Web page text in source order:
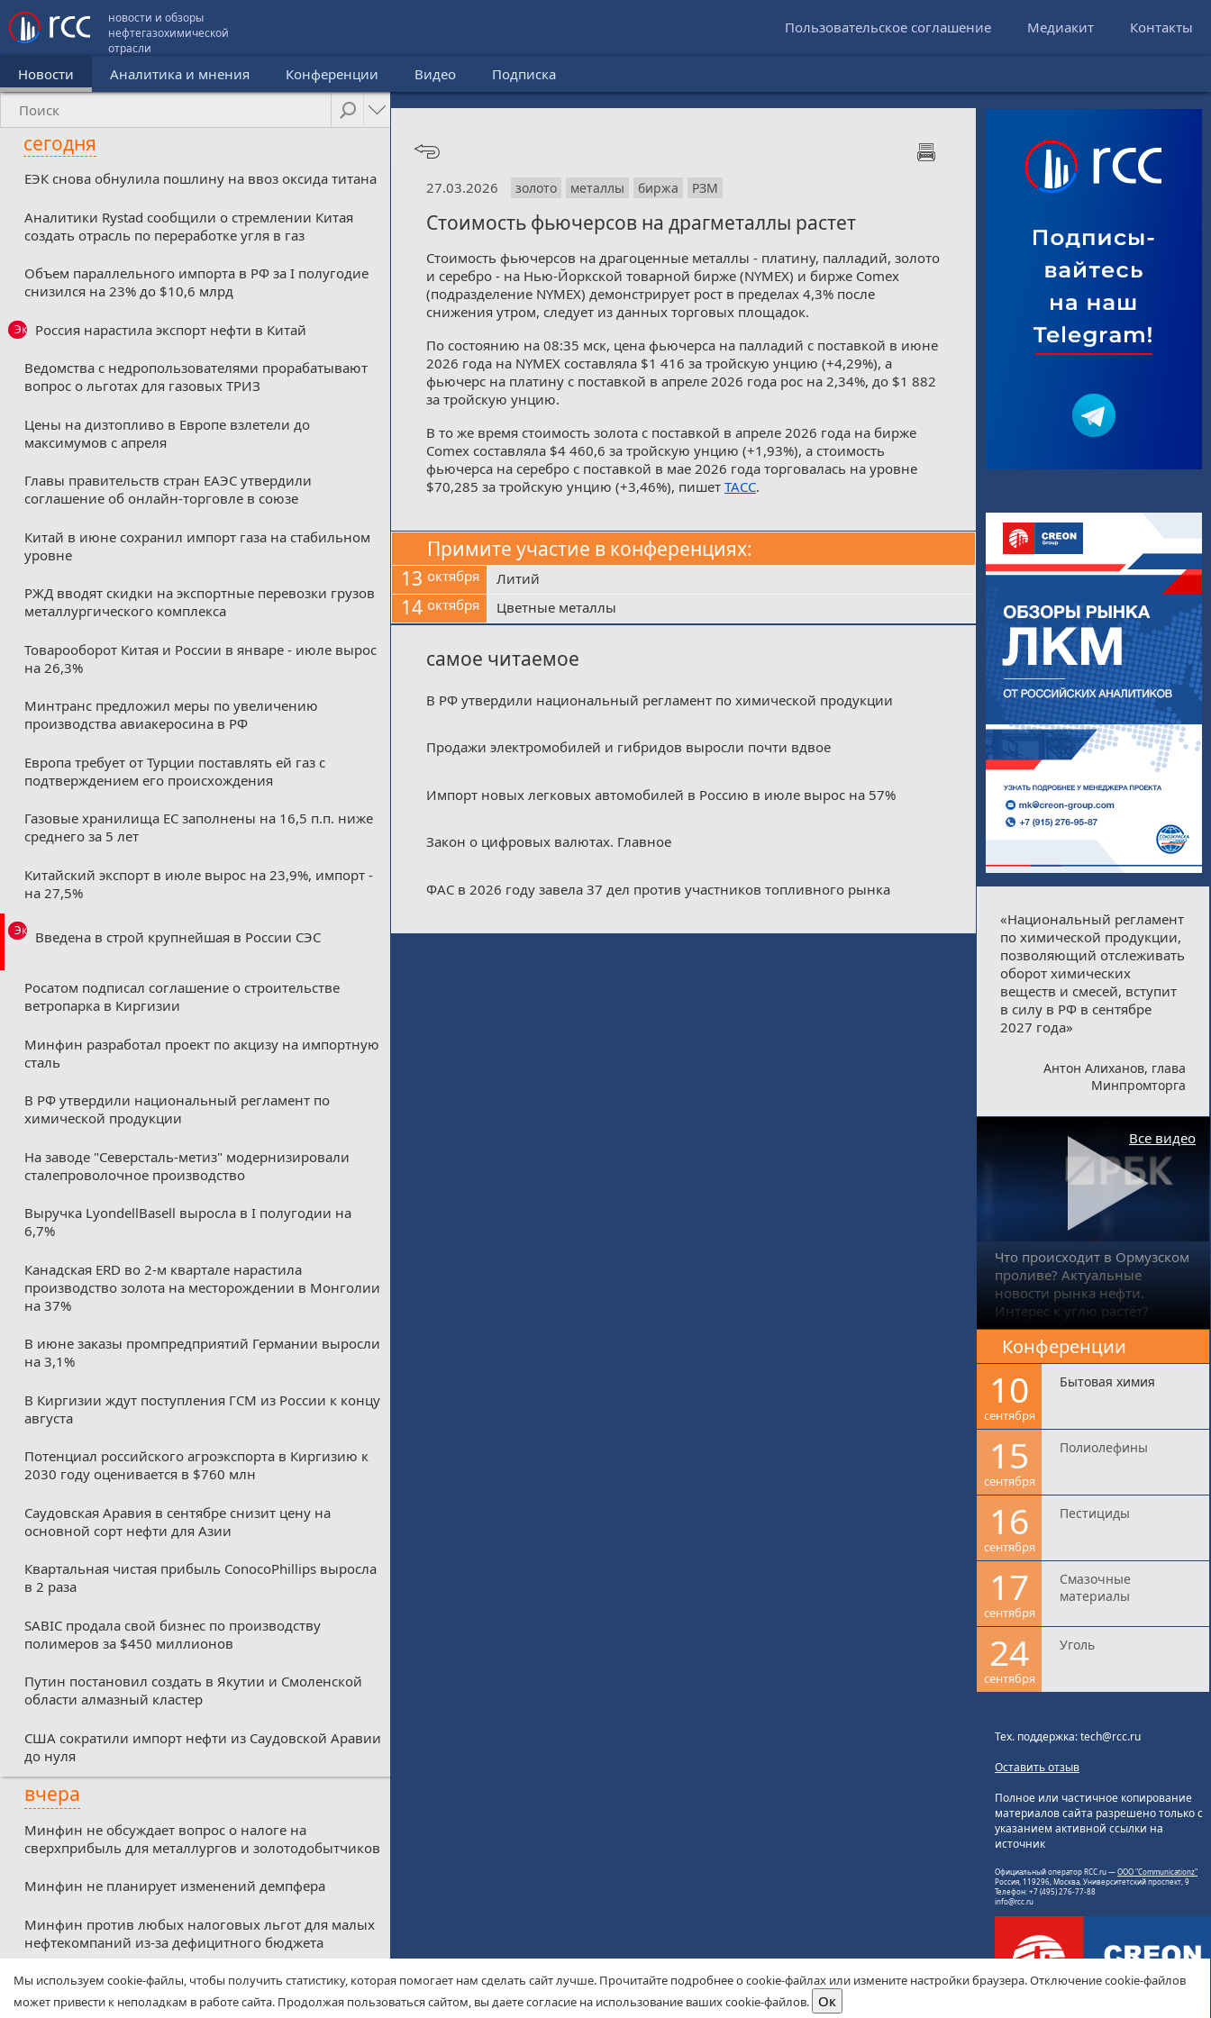
новости и обзоры
нефтегазохимической
отрасли
Пользовательское соглашение Медиакит Контакты
Новости Аналитика и мнения Конференции Видео Подписка
сегодня
ЕЭК снова обнулила пошлину на ввоз оксида титана
Аналитики Rystad сообщили о стремлении Китая
создать отрасль по переработке угля в газ
Объем параллельного импорта в РФ за I полугодие
снизился на 23% до $10,6 млрд
Эксклюзив
Россия нарастила экспорт нефти в Китай
Ведомства с недропользователями прорабатывают
вопрос о льготах для газовых ТРИЗ
Цены на дизтопливо в Европе взлетели до
максимумов с апреля
Главы правительств стран ЕАЭС утвердили
соглашение об онлайн-торговле в союзе
Китай в июне сохранил импорт газа на стабильном
уровне
РЖД вводят скидки на экспортные перевозки грузов
металлургического комплекса
Товарооборот Китая и России в январе - июле вырос
на 26,3%
Минтранс предложил меры по увеличению
производства авиакеросина в РФ
Европа требует от Турции поставлять ей газ с
подтверждением его происхождения
Газовые хранилища ЕС заполнены на 16,5 п.п. ниже
среднего за 5 лет
Китайский экспорт в июле вырос на 23,9%, импорт -
на 27,5%
Эксклюзив
Введена в строй крупнейшая в России СЭС
Росатом подписал соглашение о строительстве
ветропарка в Киргизии
Минфин разработал проект по акцизу на импортную
сталь
В РФ утвердили национальный регламент по
химической продукции
На заводе "Северсталь-метиз" модернизировали
сталепроволочное производство
Выручка LyondellBasell выросла в I полугодии на
6,7%
Канадская ERD во 2-м квартале нарастила
производство золота на месторождении в Монголии
на 37%
В июне заказы промпредприятий Германии выросли
на 3,1%
В Киргизии ждут поступления ГСМ из России к концу
августа
Потенциал российского агроэкспорта в Киргизию к
2030 году оценивается в $760 млн
Саудовская Аравия в сентябре снизит цену на
основной сорт нефти для Азии
Квартальная чистая прибыль ConocoPhillips выросла
в 2 раза
SABIC продала свой бизнес по производству
полимеров за $450 миллионов
Путин постановил создать в Якутии и Смоленской
области алмазный кластер
США сократили импорт нефти из Саудовской Аравии
до нуля
вчера
Минфин не обсуждает вопрос о налоге на
сверхприбыль для металлургов и золотодобытчиков
Минфин не планирует изменений демпфера
Минфин против любых налоговых льгот для малых
нефтекомпаний из-за дефицитного бюджета
Соглашение о свободной торговле между ЕАЭС и
ОАЭ вступит в силу с 6 октября
27.03.2026 золото металлы биржа РЗМ
Стоимость фьючерсов на драгметаллы растет
Стоимость фьючерсов на драгоценные металлы - платину, палладий, золото
и серебро - на Нью-Йоркской товарной бирже (NYMEX) и бирже Comex
(подразделение NYMEX) демонстрирует рост в пределах 4,3% после
снижения утром, следует из данных торговых площадок.
По состоянию на 08:35 мск, цена фьючерса на палладий с поставкой в июне
2026 года на NYMEX составляла $1 416 за тройскую унцию (+4,29%), а
фьючерс на платину с поставкой в апреле 2026 года рос на 2,34%, до $1 882
за тройскую унцию.
В то же время стоимость золота с поставкой в апреле 2026 года на бирже
Comex составляла $4 460,6 за тройскую унцию (+1,93%), а стоимость
фьючерса на серебро с поставкой в мае 2026 года торговалась на уровне
$70,285 за тройскую унцию (+3,46%), пишет ТАСС.
Примите участие в конференциях:
13 октября Литий
14 октября Цветные металлы
самое читаемое
В РФ утвердили национальный регламент по химической продукции
Продажи электромобилей и гибридов выросли почти вдвое
Импорт новых легковых автомобилей в Россию в июле вырос на 57%
Закон о цифровых валютах. Главное
ФАС в 2026 году завела 37 дел против участников топливного рынка
«Национальный регламент
по химической продукции,
позволяющий отслеживать
оборот химических
веществ и смесей, вступит
в силу в РФ в сентябре
2027 года»
Антон Алиханов, глава
Минпромторга
Что происходит в Ормузском
проливе? Актуальные
новости рынка нефти.
Интерес к углю растёт?
Все видео
Конференции
10
сентября
Бытовая химия
15
сентября
Полиолефины
16
сентября
Пестициды
17
сентября
Смазочные
материалы
24
сентября
Уголь
Тех. поддержка: tech@rcc.ru
Оставить отзыв
Полное или частичное копирование
материалов сайта разрешено только с
указанием активной ссылки на
источник
Официальный оператор RCC.ru —ООО "Communicationz"
Россия, 119296, Москва, Университетский проспект, 9
Телефон: +7 (495) 276-77-88
info@rcc.ru
Мы используем cookie-файлы, чтобы получить статистику, которая помогает нам сделать сайт лучше. Прочитайте подробнее о cookie-файлах или измените настройки браузера. Отключение cookie-файлов
может привести к неполадкам в работе сайта. Продолжая пользоваться сайтом, вы даете согласие на использование ваших cookie-файлов.